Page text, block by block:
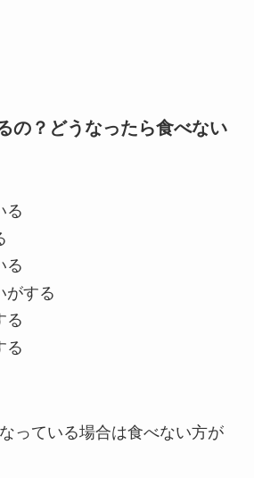
の？どうなったら食べない
る
る
がする
る
る
っている場合は食べない方が